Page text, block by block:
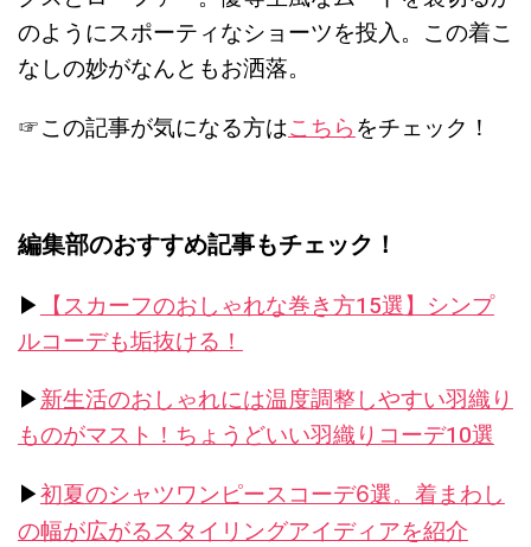
のようにスポーティなショーツを投入。この着こ
なしの妙がなんともお洒落。
☞この記事が気になる方はこちらをチェック！
編集部のおすすめ記事もチェック！
▶︎【スカーフのおしゃれな巻き方15選】シンプ
ルコーデも垢抜ける！
▶︎新生活のおしゃれには温度調整しやすい羽織り
ものがマスト！ちょうどいい羽織りコーデ10選
▶︎初夏のシャツワンピースコーデ6選。着まわし
の幅が広がるスタイリングアイディアを紹介